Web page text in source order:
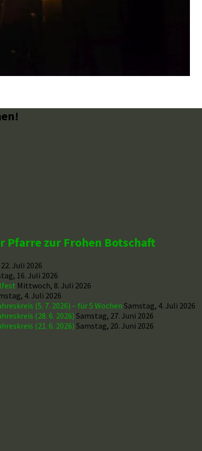
Pfarre zur Frohen Botschaft
Juli 2026
16. Juli 2026
Mittwoch, 8. Juli 2026
4. Juli 2026
(5. 7. 2026) – für 5 Wochen Samstag, 4. Juli 2026
(28. 6. 2026) Samstag, 27. Juni 2026
(21. 6. 2026) Samstag, 20. Juni 2026